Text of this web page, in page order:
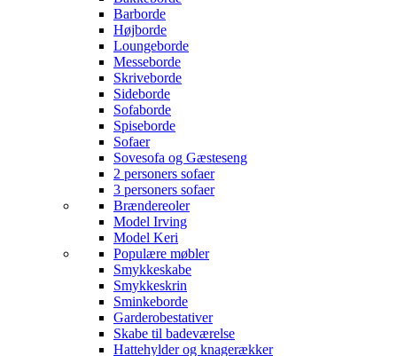
Barborde
Højborde
Loungeborde
Messeborde
Skriveborde
Sideborde
Sofaborde
Spiseborde
Sofaer
Sovesofa og Gæsteseng
2 personers sofaer
3 personers sofaer
Brændereoler
Model Irving
Model Keri
Populære møbler
Smykkeskabe
Smykkeskrin
Sminkeborde
Garderobestativer
Skabe til badeværelse
Hattehylder og knagerækker